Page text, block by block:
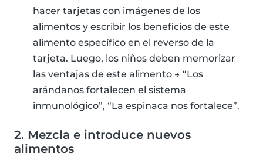
hacer tarjetas con imágenes de los
alimentos y escribir los beneficios de este
alimento específico en el reverso de la
tarjeta. Luego, los niños deben memorizar
las ventajas de este alimento → “Los
arándanos fortalecen el sistema
inmunológico”, “La espinaca nos fortalece”.
2. Mezcla e introduce nuevos
alimentos